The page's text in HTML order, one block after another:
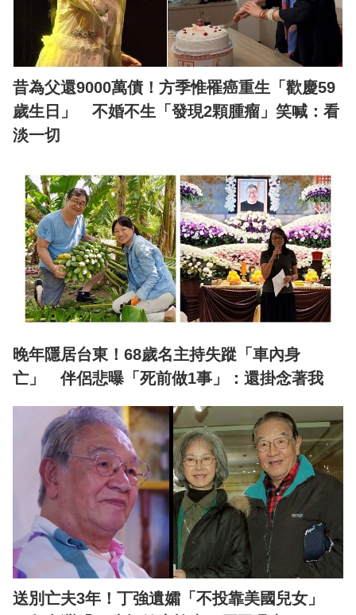
昔為父還9000萬債！方季惟罹癌重生「歡慶59
歲生日」 不婚不生「發現2顆腫瘤」笑喊：看
淡一切
晚年隱居台東！68歲名主持失蹤「車內身
亡」 伴侶悲曝「死前做1事」：還掛念著我
送別亡夫3年！丁強遺孀「不投靠美國兒女」